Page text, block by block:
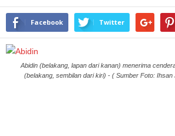
Facebook Twitter
Abidin (belakang, lapan dari kanan) menerima
(belakang, sembilan dari kiri) - ( Sumber Foto: Ihsan